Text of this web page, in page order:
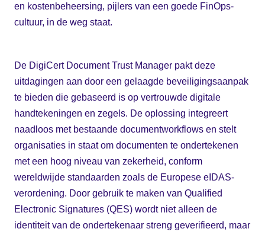
en kostenbeheersing, pijlers van een goede FinOps-
cultuur, in de weg staat.
De DigiCert Document Trust Manager pakt deze
uitdagingen aan door een gelaagde beveiligingsaanpak
te bieden die gebaseerd is op vertrouwde digitale
handtekeningen en zegels. De oplossing integreert
naadloos met bestaande documentworkflows en stelt
organisaties in staat om documenten te ondertekenen
met een hoog niveau van zekerheid, conform
wereldwijde standaarden zoals de Europese eIDAS-
verordening. Door gebruik te maken van Qualified
Electronic Signatures (QES) wordt niet alleen de
identiteit van de ondertekenaar streng geverifieerd, maar